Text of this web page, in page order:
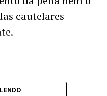
cautelares